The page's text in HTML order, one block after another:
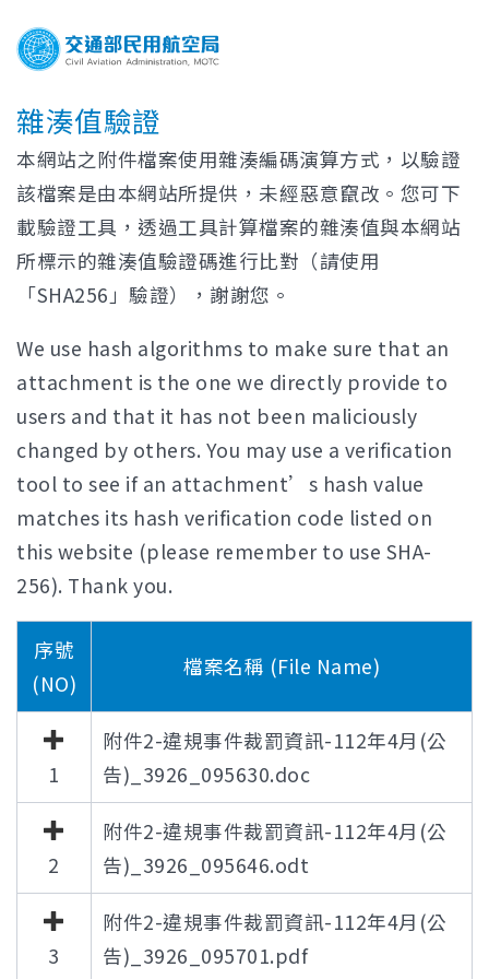
雜湊值驗證
本網站之附件檔案使用雜湊編碼演算方式，以驗證
該檔案是由本網站所提供，未經惡意竄改。您可下
載驗證工具，透過工具計算檔案的雜湊值與本網站
所標示的雜湊值驗證碼進行比對（請使用
「SHA256」驗證），謝謝您。
We use hash algorithms to make sure that an
attachment is the one we directly provide to
users and that it has not been maliciously
changed by others. You may use a verification
tool to see if an attachment’s hash value
matches its hash verification code listed on
this website (please remember to use SHA-
256). Thank you.
序號
(NO)
檔案名稱 (File Name)
1
附件2-違規事件裁罰資訊-112年4月(公
告)_3926_095630.doc
2
附件2-違規事件裁罰資訊-112年4月(公
告)_3926_095646.odt
3
附件2-違規事件裁罰資訊-112年4月(公
告)_3926_095701.pdf